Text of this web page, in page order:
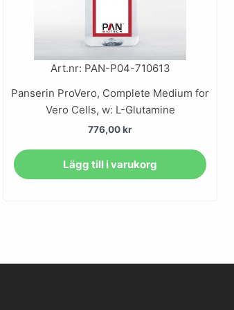
Art.nr: PAN-P04-710613
Panserin ProVero, Complete Medium for
Vero Cells, w: L-Glutamine
776,00kr
Lägg till i varukorg